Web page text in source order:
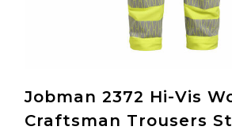
Jobman 2372 Hi-Vis
Craftsman Trousers